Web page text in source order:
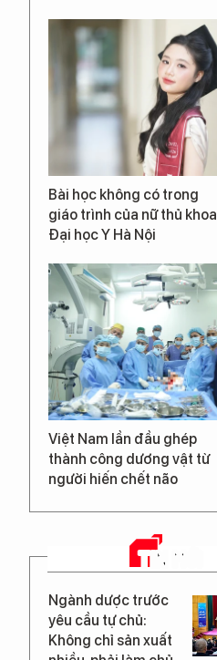
Bài học không có trong
giáo trình của nữ thủ khoa
Đại học Y Hà Nội
Việt Nam lần đầu ghép
thành công dương vật từ
người hiến chết não
TIN MỚI
Ngành dược trước
yêu cầu tự chủ:
Không chỉ sản xuất